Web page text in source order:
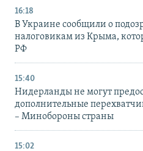
16:18
В Украине сообщили о
налоговикам из Крыма,
РФ
15:40
Нидерланды не могут
дополнительные
– Минобороны страны
15:02